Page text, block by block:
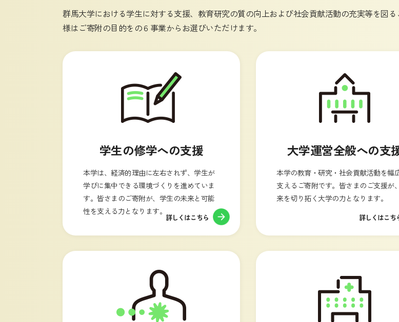
群馬大学における学生に対する支援、教育研究の質の向上および社会貢献活動の充実等を図
様はご寄附の目的をの６事業からお選びいただけます。
学生の修学への支援
本学は、経済的理由に左右されず、学生が
学びに集中できる環境づくりを進めていま
す。皆さまのご寄附が、学生の未来と可能
性を支える力となります。
詳しくはこちら
大学運営全般への支
本学の教育・研究・社会貢献活動を幅
支えるご寄附です。皆さまのご支援が
来を切り拓く大学の力となります。
詳しくはこち